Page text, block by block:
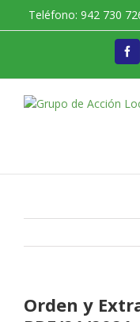
Teléfono: 942 730
Orden y